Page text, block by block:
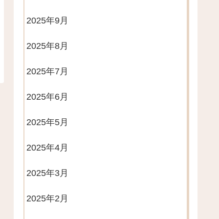
2025年9月
2025年8月
2025年7月
2025年6月
2025年5月
2025年4月
2025年3月
2025年2月